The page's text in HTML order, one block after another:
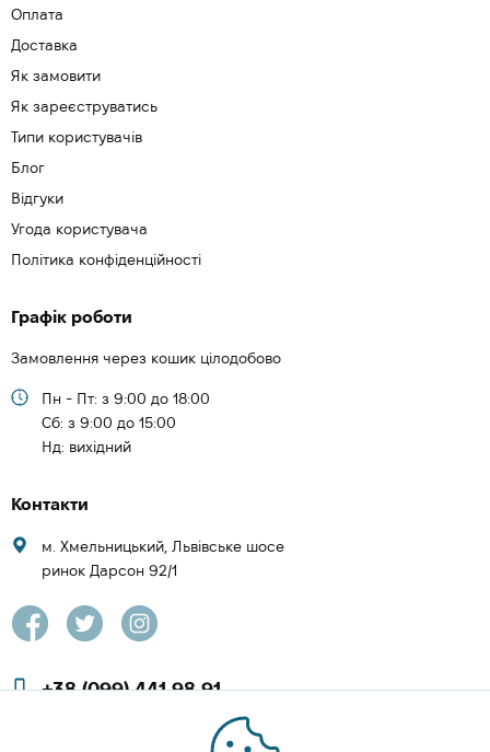
Оплата
Доставка
Як замовити
Як зареєструватись
Типи користувачів
Блог
Відгуки
Угода користувача
Політика конфіденційності
Графік роботи
Замовлення через кошик цілодобово
Пн - Пт: з 9:00 до 18:00
Cб: з 9:00 до 15:00
Нд: вихідний
Контакти
м. Хмельницький, Львівське шосе
ринок Дарсон 92/1
+38 (099) 441 98 91
+38 (097) 423 08 00